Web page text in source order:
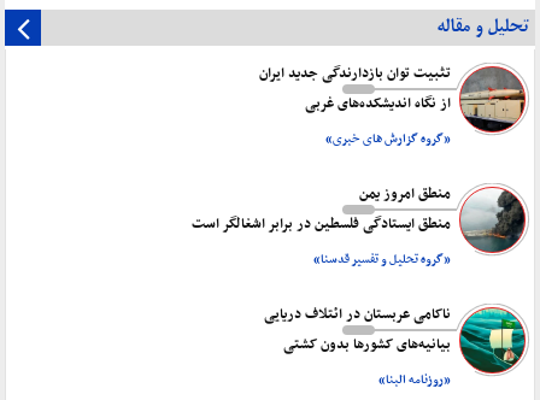
تحلیل و مقاله
تثبیت توان بازدارندگی جدید ایران
از نگاه اندیشکده‌های غربی
«گروه گزارش های خبری»
منطق امروز یمن
منطق ایستادگی فلسطین در برابر اشغالگر است
«گروه تحلیل و تفسیر قدسنا»
ناکامی عربستان در ائتلاف دریایی
بیانیه‌های کشورها بدون کشتی
«روزنامه البنا»